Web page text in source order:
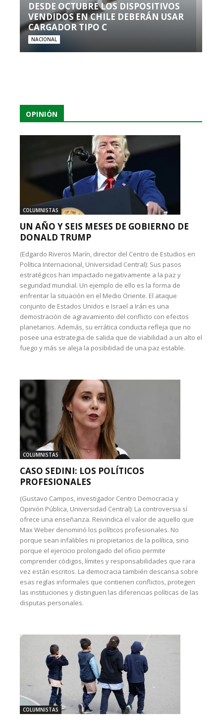
DESDE OCTUBRE LOS DISPOSITIVOS
VENDIDOS EN CHILE DEBERÁN USAR
CARGADOR TIPO C
NACIONAL
OPINIÓN
COLUMNISTAS
UN AÑO Y SEIS MESES DE GOBIERNO DE
DONALD TRUMP
(Edgardo Riveros Marín, director del Centro de Estudios en
Política Internacional, Universidad Central): Sus pasos
estratégicos han impactado negativamente a la paz y
seguridad mundial. Un ejemplo de ello es la forma de
enfrentar la situación en el Medio Oriente. El ataque
conjunto de Estados Unidos e Israel a Irán es una
demostración de agravamiento del conflicto con efectos
planetarios. Además, su errática conducta refleja que no
posee una estrategia de salida que de viabilidad a un alto el
fuego y más se aleja la posibilidad de una paz estable.
COLUMNISTAS
CASO SEDINI: LOS POLÍTICOS
PROFESIONALES
(Gustavo Campos, investigador Centro Democracia y
Opinión Pública, Universidad Central): La controversia sí
ofrece una enseñanza. Reivindica el valor de aquello que
Max Weber denominó los políticos profesionales. No
porque sean infalibles ni propietarios de la política, sino
porque el ejercicio prolongado del oficio permite
comprender códigos, límites y responsabilidades que rara
vez están escritos. La democracia también descansa sobre
esas reglas informales que contienen conflictos, protegen
las instituciones y distinguen las diferencias políticas de las
disputas personales.
COLUMNISTAS